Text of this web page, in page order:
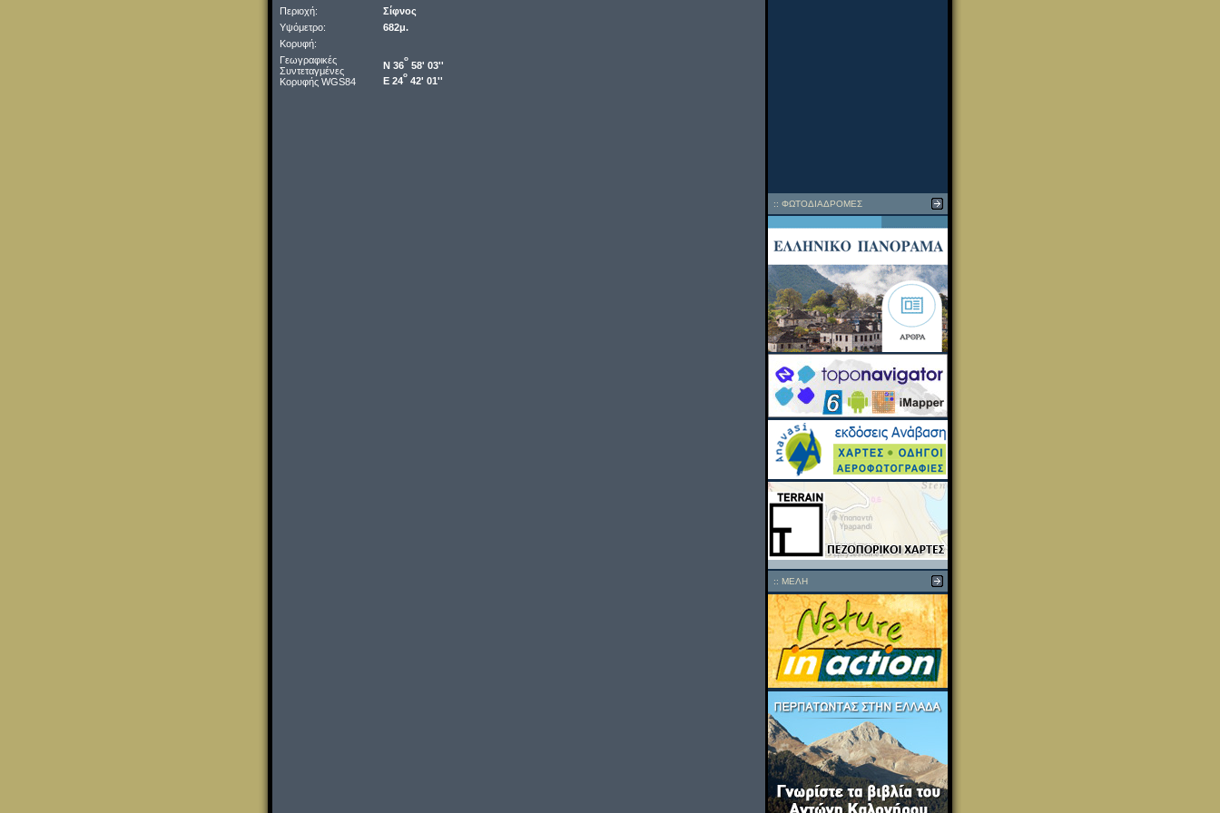
Περιοχή:
Σίφνος
Υψόμετρο:
682μ.
Κορυφή:
Γεωγραφικές
Συντεταγμένες
Κορυφής WGS84
Ν 36
o
58' 03''
Ε 24
o
42' 01''
:: ΦΩΤΟΔΙΑΔΡΟΜΕΣ
:: ΜΕΛΗ